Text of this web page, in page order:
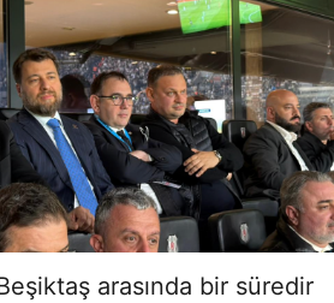
arasında bir süredir